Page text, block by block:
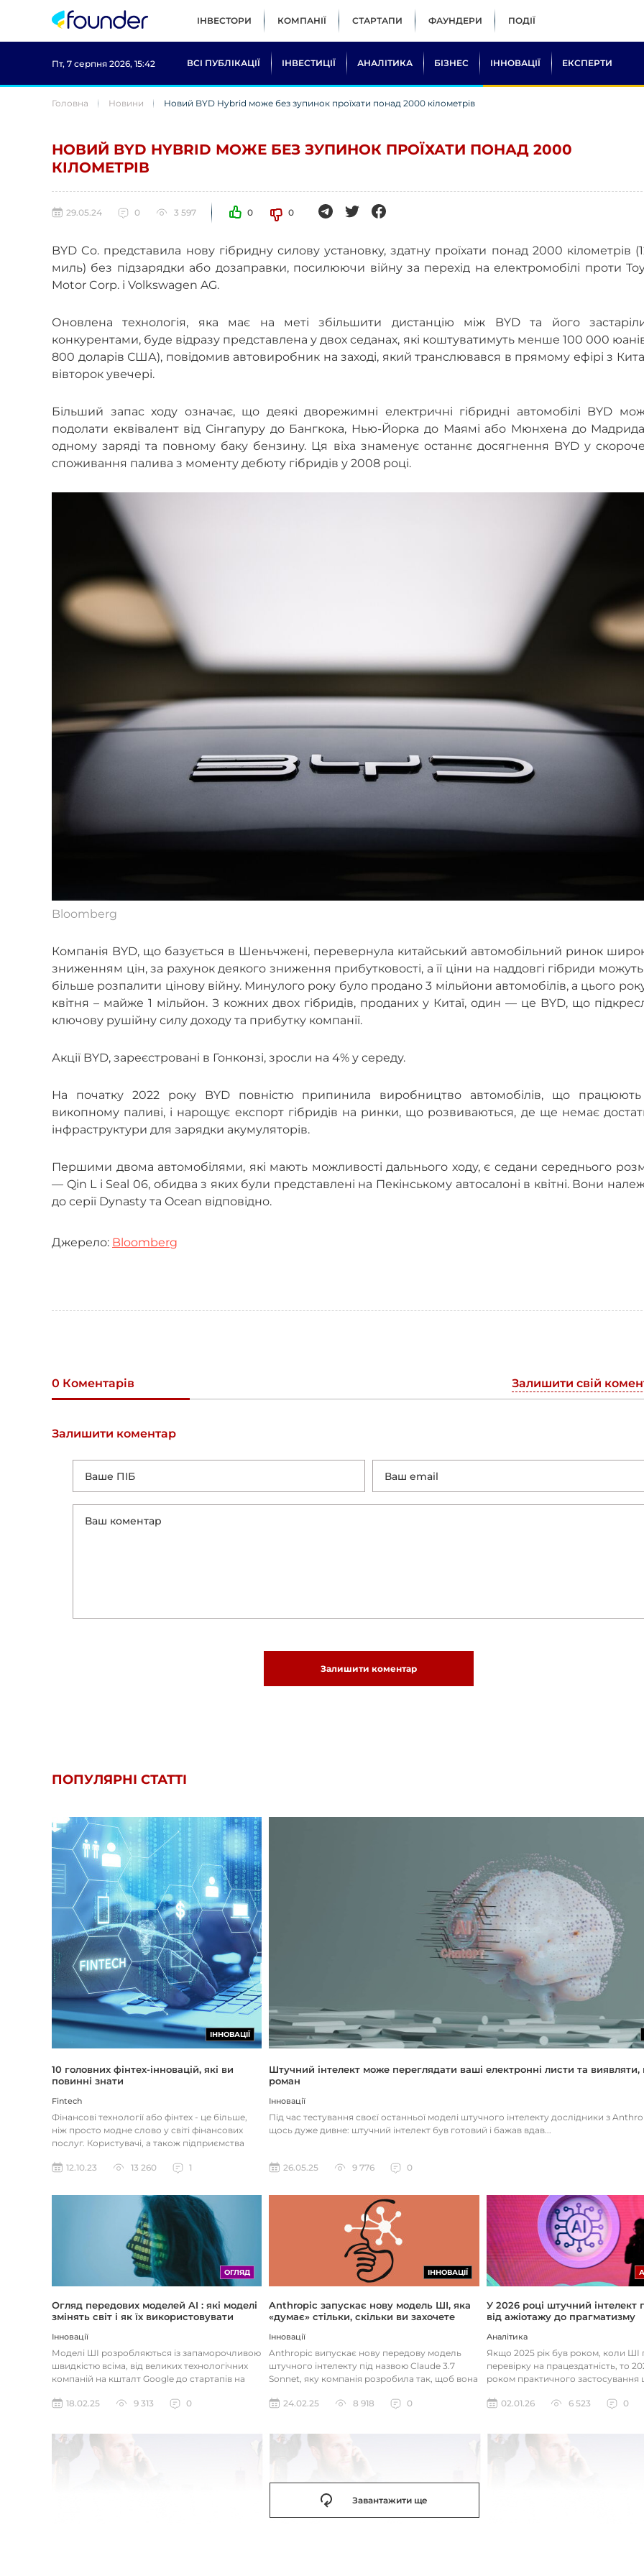
ІНВЕСТОРИ КОМПАНІЇ СТАРТАПИ ФАУНДЕРИ ПОДІЇ
Пт, 7 серпня 2026, 15:42 ВСІ ПУБЛІКАЦІЇ ІНВЕСТИЦІЇ АНАЛІТИКА БІЗНЕС ІННОВАЦІЇ ЕКСПЕРТИ
Головна Новини Новий BYD Hybrid може без зупинок проїхати понад 2000 кілометрів
НОВИЙ BYD HYBRID МОЖЕ БЕЗ ЗУПИНОК ПРОЇХАТИ ПОНАД 2000
КІЛОМЕТРІВ
29.05.24 0 3 597 0 0
BYD Co. представила нову гібридну силову установку, здатну проїхати понад 2000 кілометрів
миль) без підзарядки або дозаправки, посилюючи війну за перехід на електромобілі проти
Motor Corp. і Volkswagen AG.
Оновлена технологія, яка має на меті збільшити дистанцію між BYD та його
конкурентами, буде відразу представлена у двох седанах, які коштуватимуть менше 100 000
800 доларів США), повідомив автовиробник на заході, який транслювався в прямому ефірі з
вівторок увечері.
Більший запас ходу означає, що деякі дворежимні електричні гібридні автомобілі BYD
подолати еквівалент від Сінгапуру до Бангкока, Нью-Йорка до Маямі або Мюнхена до
одному заряді та повному баку бензину. Ця віха знаменує останнє досягнення BYD у
споживання палива з моменту дебюту гібридів у 2008 році.
Bloomberg
Компанія BYD, що базується в Шеньчжені, перевернула китайський автомобільний ринок
зниженням цін, за рахунок деякого зниження прибутковості, а її ціни на наддовгі гібриди
більше розпалити цінову війну. Минулого року було продано 3 мільйони автомобілів, а цього
квітня – майже 1 мільйон. З кожних двох гібридів, проданих у Китаї, один — це BYD, що
ключову рушійну силу доходу та прибутку компанії.
Акції BYD, зареєстровані в Гонконзі, зросли на 4% у середу.
На початку 2022 року BYD повністю припинила виробництво автомобілів, що
викопному паливі, і нарощує експорт гібридів на ринки, що розвиваються, де ще немає
інфраструктури для зарядки акумуляторів.
Першими двома автомобілями, які мають можливості дальнього ходу, є седани середнього
— Qin L і Seal 06, обидва з яких були представлені на Пекінському автосалоні в квітні. Вони
до серії Dynasty та Ocean відповідно.
Джерело: Bloomberg
0 Коментарів Залишити свій
Залишити коментар
Залишити коментар
ПОПУЛЯРНІ СТАТТІ
ІННОВАЦІЇ
10 головних фінтех-інновацій, які ви
повинні знати
Fintech
Фінансові технології або фінтех - це більше,
ніж просто модне слово у світі фінансових
послуг. Користувачі, а також підприємства
12.10.23
13 260 1
Штучний інтелект може переглядати ваші електронні листи та
роман
Інновації
Під час тестування своєї останньої моделі штучного інтелекту дослідники з
щось дуже дивне: штучний інтелект був готовий і бажав вдав...
26.05.25 9 776 0
ОГЛЯД
Огляд передових моделей AI : які моделі
змінять світ і як їх використовувати
Інновації
Моделі ШІ розробляються із запаморочливою
швидкістю всіма, від великих технологічних
компаній на кшталт Google до стартапів на
18.02.25
9 313 0
ІННОВАЦІЇ
Anthropic запускає нову модель ШІ, яка
«думає» стільки, скільки ви захочете
Інновації
Anthropic випускає нову передову модель
штучного інтелекту під назвою Claude 3.7
Sonnet, яку компанія розробила так, щоб вона
24.02.25
8 918 0
У 2026 році штучний інтелект
від ажіотажу до прагматизму
Аналітика
Якщо 2025 рік був роком, коли
перевірку на працездатність, то
роком практичного застосування
02.01.26
6 523 0
Завантажити ще